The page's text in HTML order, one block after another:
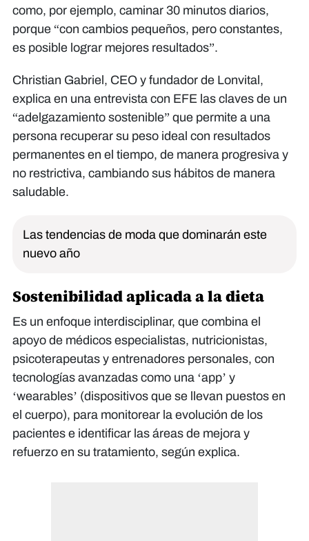
como, por ejemplo, caminar 30 minutos diarios,
porque “con cambios pequeños, pero constantes,
es posible lograr mejores resultados”.
Christian Gabriel, CEO y fundador de Lonvital,
explica en una entrevista con EFE las claves de un
“adelgazamiento sostenible” que permite a una
persona recuperar su peso ideal con resultados
permanentes en el tiempo, de manera progresiva y
no restrictiva, cambiando sus hábitos de manera
saludable.
Las tendencias de moda que dominarán este
nuevo año
Sostenibilidad aplicada a la dieta
Es un enfoque interdisciplinar, que combina el
apoyo de médicos especialistas, nutricionistas,
psicoterapeutas y entrenadores personales, con
tecnologías avanzadas como una ‘app’ y
‘wearables’ (dispositivos que se llevan puestos en
el cuerpo), para monitorear la evolución de los
pacientes e identificar las áreas de mejora y
refuerzo en su tratamiento, según explica.